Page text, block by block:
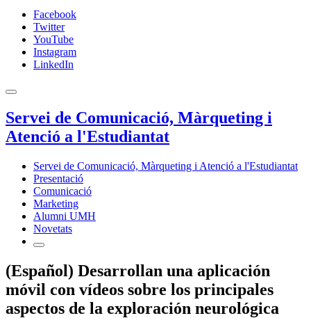
Facebook
Twitter
YouTube
Instagram
LinkedIn
Servei de Comunicació, Màrqueting i
Atenció a l'Estudiantat
Servei de Comunicació, Màrqueting i Atenció a l'Estudiantat
Presentació
Comunicació
Marketing
Alumni UMH
Novetats
(Español) Desarrollan una aplicación
móvil con vídeos sobre los principales
aspectos de la exploración neurológica